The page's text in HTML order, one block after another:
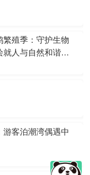
繁殖季：守护生物
就人与自然和谐画
游客泊潮湾偶遇中